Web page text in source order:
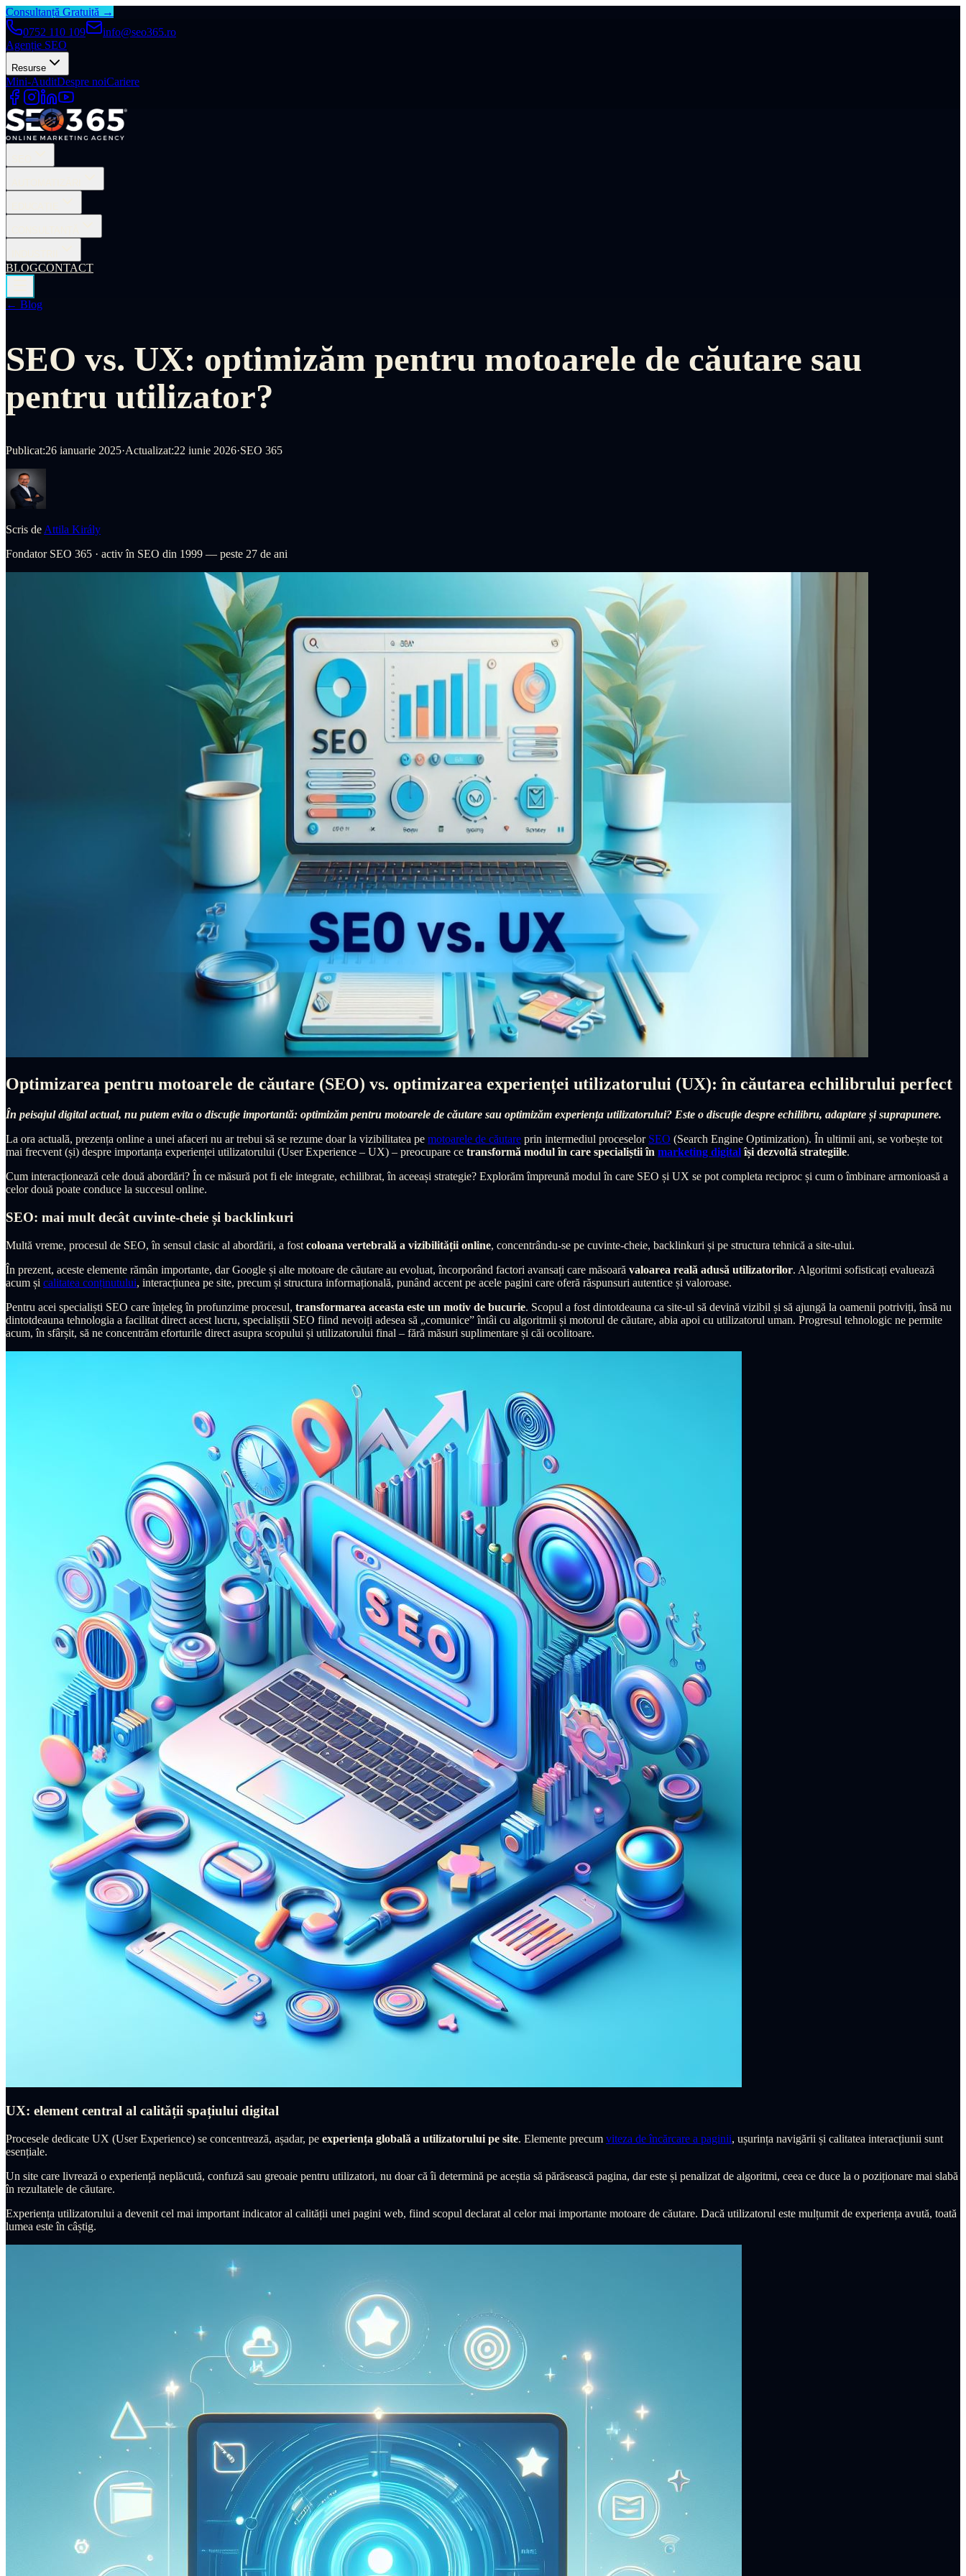
Consultanță Gratuită →
0752 110 109
info@seo365.ro
Agenție SEO
Resurse
Mini-AuditDespre noiCariere
BLOGCONTACT
← Blog
SEO vs. UX: optimizăm pentru motoarele de căutare sau
pentru utilizator?
Publicat:26 ianuarie 2025·Actualizat:22 iunie 2026·SEO 365
Scris de Attila Király
Fondator SEO 365 · activ în SEO din 1999 — peste 27 de ani
Optimizarea pentru motoarele de căutare (SEO) vs. optimizarea experienței utilizatorului (UX): în căutarea echilibrului perfect
În peisajul digital actual, nu putem evita o discuție importantă: optimizăm pentru motoarele de căutare sau optimizăm experiența utilizatorului? Este o discuție despre echilibru, adaptare și suprapunere.
La ora actuală, prezența online a unei afaceri nu ar trebui să se rezume doar la vizibilitatea pe motoarele de căutare prin intermediul proceselor SEO (Search Engine Optimization). În ultimii ani, se vorbește tot
mai frecvent (și) despre importanța experienței utilizatorului (User Experience – UX) – preocupare ce transformă modul în care specialiștii în marketing digital își dezvoltă strategiile.
Cum interacționează cele două abordări? În ce măsură pot fi ele integrate, echilibrat, în aceeași strategie? Explorăm împreună modul în care SEO și UX se pot completa reciproc și cum o îmbinare armonioasă a
celor două poate conduce la succesul online.
SEO: mai mult decât cuvinte-cheie și backlinkuri
Multă vreme, procesul de SEO, în sensul clasic al abordării, a fost coloana vertebrală a vizibilității online, concentrându-se pe cuvinte-cheie, backlinkuri și pe structura tehnică a site-ului.
În prezent, aceste elemente rămân importante, dar Google și alte motoare de căutare au evoluat, încorporând factori avansați care măsoară valoarea reală adusă utilizatorilor. Algoritmi sofisticați evaluează
acum și calitatea conținutului, interacțiunea pe site, precum și structura informațională, punând accent pe acele pagini care oferă răspunsuri autentice și valoroase.
Pentru acei specialiști SEO care înțeleg în profunzime procesul, transformarea aceasta este un motiv de bucurie. Scopul a fost dintotdeauna ca site-ul să devină vizibil și să ajungă la oamenii potriviți, însă nu
dintotdeauna tehnologia a facilitat direct acest lucru, specialiștii SEO fiind nevoiți adesea să „comunice” întâi cu algoritmii și motorul de căutare, abia apoi cu utilizatorul uman. Progresul tehnologic ne permite
acum, în sfârșit, să ne concentrăm eforturile direct asupra scopului și utilizatorului final – fără măsuri suplimentare și căi ocolitoare.
UX: element central al calității spațiului digital
Procesele dedicate UX (User Experience) se concentrează, așadar, pe experiența globală a utilizatorului pe site. Elemente precum viteza de încărcare a paginii, ușurința navigării și calitatea interacțiunii sunt
esențiale.
Un site care livrează o experiență neplăcută, confuză sau greoaie pentru utilizatori, nu doar că îi determină pe aceștia să părăsească pagina, dar este și penalizat de algoritmi, ceea ce duce la o poziționare mai slabă
în rezultatele de căutare.
Experiența utilizatorului a devenit cel mai important indicator al calității unei pagini web, fiind scopul declarat al celor mai importante motoare de căutare. Dacă utilizatorul este mulțumit de experiența avută, toată
lumea este în câștig.